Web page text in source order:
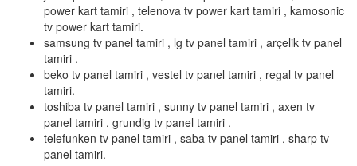
power kart tamiri , telenova tv power kart tamiri , kamosonic
tv power kart tamiri.
samsung tv panel tamiri , lg tv panel tamiri , arçelik tv panel
tamiri .
beko tv panel tamiri , vestel tv panel tamiri , regal tv panel
tamiri.
toshiba tv panel tamiri , sunny tv panel tamiri , axen tv
panel tamiri , grundig tv panel tamiri .
telefunken tv panel tamiri , saba tv panel tamiri , sharp tv
panel tamiri.